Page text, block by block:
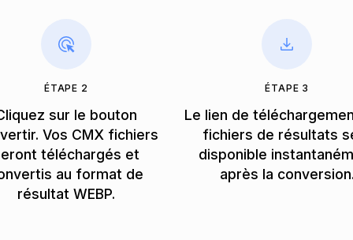
ÉTAPE 2
sur le bouton
Vos CMX fichiers
téléchargés et
au format de
résultat WEBP.
ÉTAPE 3
Le lien de
fichiers de résultats
disponible
après la